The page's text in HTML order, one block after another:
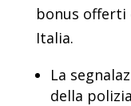
bonus offerti
Italia.
La
della